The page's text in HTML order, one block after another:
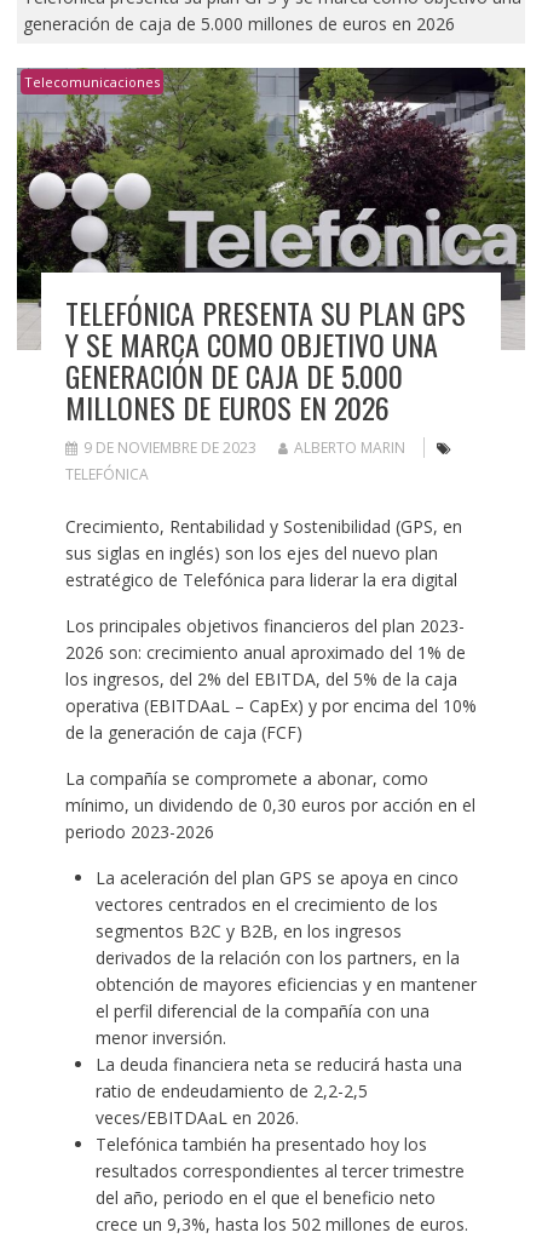
generación de caja de 5.000 millones de euros en 2026
Telecomunicaciones
TELEFÓNICA PRESENTA SU PLAN GPS
Y SE MARCA COMO OBJETIVO UNA
GENERACIÓN DE CAJA DE 5.000
MILLONES DE EUROS EN 2026
9 DE NOVIEMBRE DE 2023
ALBERTO MARIN
TELEFÓNICA
Crecimiento, Rentabilidad y Sostenibilidad (GPS, en
sus siglas en inglés) son los ejes del nuevo plan
estratégico de Telefónica para liderar la era digital
Los principales objetivos financieros del plan 2023-
2026 son: crecimiento anual aproximado del 1% de
los ingresos, del 2% del EBITDA, del 5% de la caja
operativa (EBITDAaL – CapEx) y por encima del 10%
de la generación de caja (FCF)
La compañía se compromete a abonar, como
mínimo, un dividendo de 0,30 euros por acción en el
periodo 2023-2026
La aceleración del plan GPS se apoya en cinco
vectores centrados en el crecimiento de los
segmentos B2C y B2B, en los ingresos
derivados de la relación con los partners, en la
obtención de mayores eficiencias y en mantener
el perfil diferencial de la compañía con una
menor inversión.
La deuda financiera neta se reducirá hasta una
ratio de endeudamiento de 2,2-2,5
veces/EBITDAaL en 2026.
Telefónica también ha presentado hoy los
resultados correspondientes al tercer trimestre
del año, periodo en el que el beneficio neto
crece un 9,3%, hasta los 502 millones de euros.